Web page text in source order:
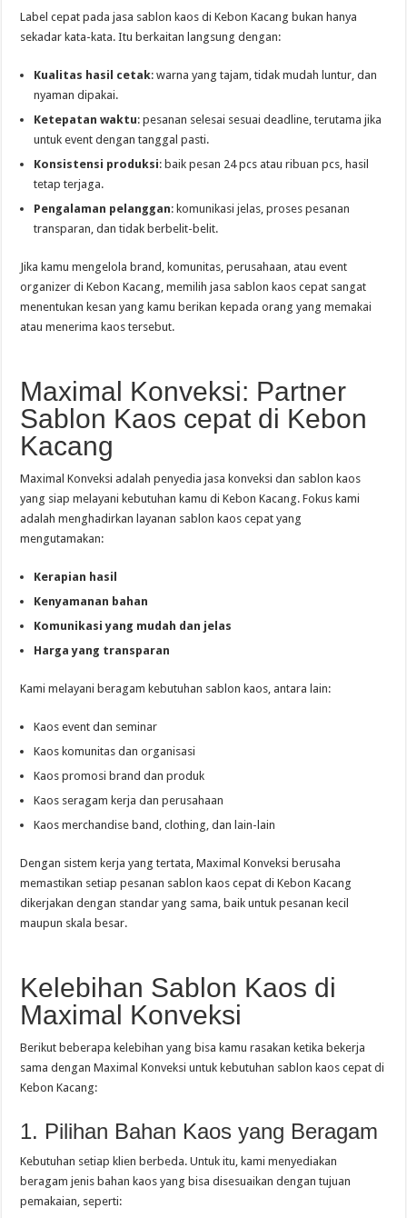
Label cepat pada jasa sablon kaos di Kebon Kacang bukan hanya
sekadar kata-kata. Itu berkaitan langsung dengan:
Kualitas hasil cetak: warna yang tajam, tidak mudah luntur, dan
nyaman dipakai.
Ketepatan waktu: pesanan selesai sesuai deadline, terutama jika
untuk event dengan tanggal pasti.
Konsistensi produksi: baik pesan 24 pcs atau ribuan pcs, hasil
tetap terjaga.
Pengalaman pelanggan: komunikasi jelas, proses pesanan
transparan, dan tidak berbelit-belit.
Jika kamu mengelola brand, komunitas, perusahaan, atau event
organizer di Kebon Kacang, memilih jasa sablon kaos cepat sangat
menentukan kesan yang kamu berikan kepada orang yang memakai
atau menerima kaos tersebut.
Maximal Konveksi: Partner
Sablon Kaos cepat di Kebon
Kacang
Maximal Konveksi adalah penyedia jasa konveksi dan sablon kaos
yang siap melayani kebutuhan kamu di Kebon Kacang. Fokus kami
adalah menghadirkan layanan sablon kaos cepat yang
mengutamakan:
Kerapian hasil
Kenyamanan bahan
Komunikasi yang mudah dan jelas
Harga yang transparan
Kami melayani beragam kebutuhan sablon kaos, antara lain:
Kaos event dan seminar
Kaos komunitas dan organisasi
Kaos promosi brand dan produk
Kaos seragam kerja dan perusahaan
Kaos merchandise band, clothing, dan lain-lain
Dengan sistem kerja yang tertata, Maximal Konveksi berusaha
memastikan setiap pesanan sablon kaos cepat di Kebon Kacang
dikerjakan dengan standar yang sama, baik untuk pesanan kecil
maupun skala besar.
Kelebihan Sablon Kaos di
Maximal Konveksi
Berikut beberapa kelebihan yang bisa kamu rasakan ketika bekerja
sama dengan Maximal Konveksi untuk kebutuhan sablon kaos cepat di
Kebon Kacang:
1. Pilihan Bahan Kaos yang Beragam
Kebutuhan setiap klien berbeda. Untuk itu, kami menyediakan
beragam jenis bahan kaos yang bisa disesuaikan dengan tujuan
pemakaian, seperti: